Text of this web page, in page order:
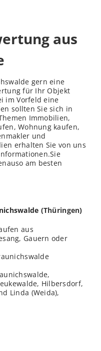
aus
gern eine
für Ihr Objekt
im Vorfeld eine
sollten Sie sich in
Immobilien,
Wohnung kaufen,
und
erhalten Sie von uns
am besten
(Thüringen)
aus
Gauern oder
Hilbersdorf,
Linda (Weida),